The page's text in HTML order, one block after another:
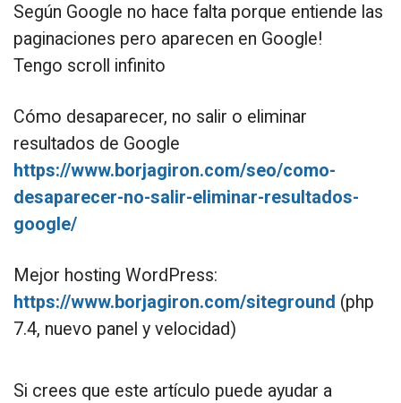
Según Google no hace falta porque entiende las
paginaciones pero aparecen en Google!
Tengo scroll infinito
Cómo desaparecer, no salir o eliminar
resultados de Google
https://www.borjagiron.com/seo/como-
desaparecer-no-salir-eliminar-resultados-
google/
Mejor hosting WordPress:
https://www.borjagiron.com/siteground (php
7.4, nuevo panel y velocidad)
Si crees que este artículo puede ayudar a